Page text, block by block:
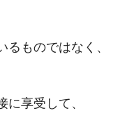
ものではなく、
享受して、